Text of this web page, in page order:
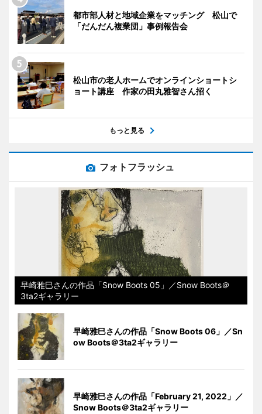
都市部人材と地域企業をマッチング 松山で
「だんだん複業団」事例報告会
松山市の老人ホームでオンラインショートシ
ョート講座 作家の田丸雅智さん招く
もっと見る
フォトフラッシュ
早崎雅巳さんの作品「Snow Boots 05」／Snow Boots＠
3ta2ギャラリー
早崎雅巳さんの作品「Snow Boots 06」／Sn
ow Boots＠3ta2ギャラリー
早崎雅巳さんの作品「February 21, 2022」／
Snow Boots＠3ta2ギャラリー